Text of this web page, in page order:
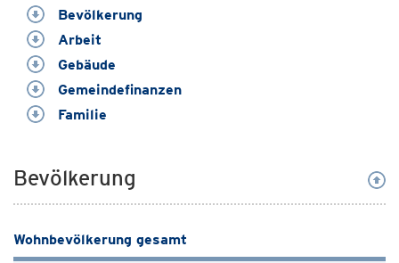
Bevölkerung
Arbeit
Gebäude
Gemeindefinanzen
Familie
Bevölkerung
Wohnbevölkerung gesamt